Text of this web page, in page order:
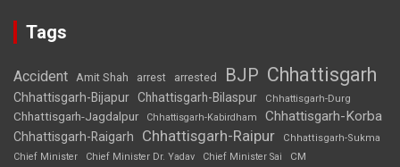
Tags
Accident Amit Shah arrest arrested BJP Chhattisgarh
Chhattisgarh-Bijapur Chhattisgarh-Bilaspur Chhattisgarh-Durg
Chhattisgarh-Jagdalpur Chhattisgarh-Kabirdham Chhattisgarh-Korba
Chhattisgarh-Raigarh Chhattisgarh-Raipur
Chhattisgarh-Sukma
Chief Minister
Chief Minister Dr. Yadav Chief Minister Sai CM